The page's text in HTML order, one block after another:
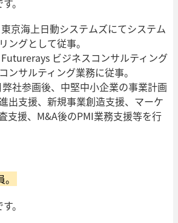
。
京海上日動システムズにてシステム
ングとして従事。
ビジネスコンサルティング
ンサルティング業務に従事。
社参画後、中堅中小企業の事業計画
出支援、新規事業創造支援、マーケ
支援、M&A後のPMI業務支援等を行
。